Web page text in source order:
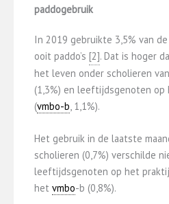
paddogebruik
In 2019 gebruikte 3,5% van
ooit paddo’s ​[2]​. Dat is hoger
het leven onder scholieren
(1,3%) en leeftijdsgenoten
(vmbo-b, 1,1%).
Het gebruik in de laatste
scholieren (0,7%) verschilde
leeftijdsgenoten op het
het vmbo-b (0,8%).